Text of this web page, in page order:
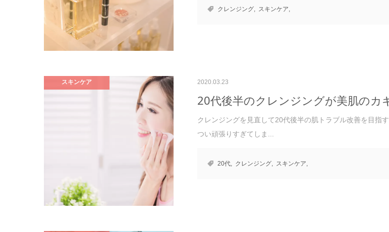
クレンジング, スキンケア,
スキンケア 2020.03.23
20代後半のクレンジングが美肌のカ
クレンジングを見直して20代後半の肌トラブル改善を目指
つい頑張りすぎてしま...
20代, クレンジング, スキンケア,